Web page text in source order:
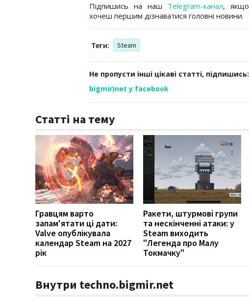
Підпишись на наш Telegram-канал, якщо
хочеш першим дізнаватися головні новини.
Теги: Steam
Не пропусти інші цікаві статті, підпишись:
bigmir)net у facebook
Статті на тему
Гравцям варто
запам'ятати ці дати:
Valve опублікувала
календар Steam на 2027
рік
Ракети, штурмові групи
та нескінченні атаки: у
Steam виходить
"Легенда про Малу
Токмачку"
Внутри techno.bigmir.net